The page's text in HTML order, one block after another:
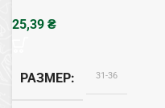
₴
РАЗМЕР 31-36